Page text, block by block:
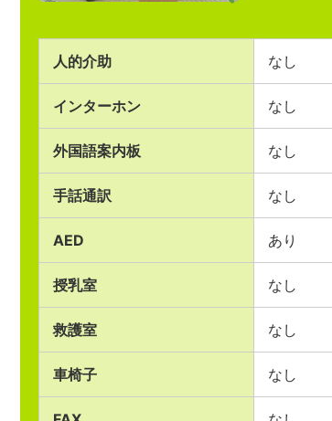
人的介助 なし
インターホン なし
外国語案内板 なし
手話通訳 なし
AED あり
授乳室 なし
救護室 なし
車椅子 なし